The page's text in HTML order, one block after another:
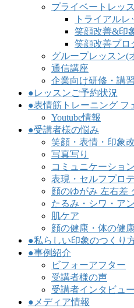
プライベートレッ
トライアル
笑顔改善&印
笑顔改善プロ
グループレッスン(
通信講座
企業向け研修・講
●レッスンご予約状況
●表情筋トレーニング フ
Youtube情報
●受講者様の悩み
笑顔・表情・印象
写真写り
コミュニケーション
表現・セルフプロ
顔のゆがみ 左右差
たるみ・シワ・ア
肌ケア
顔の健康・体の健
●私らしい印象のつくり
●事例紹介
ビフォーアフター
受講者様の声
受講者インタビュー
●メディア情報